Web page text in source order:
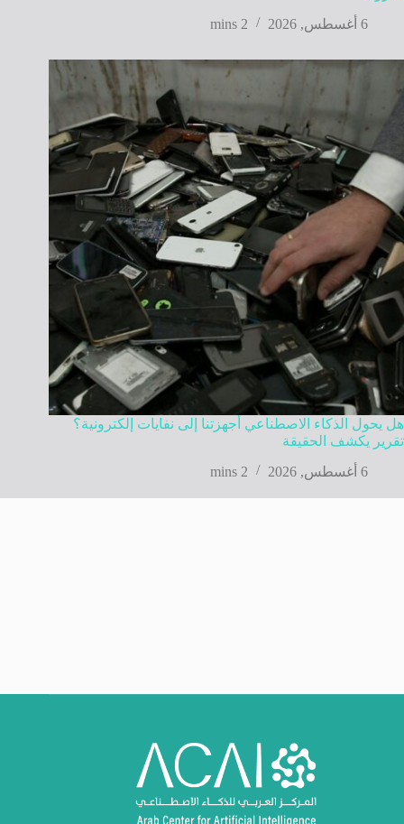
6 أغسطس, 2026
2 mins
هل يحول الذكاء الاصطناعي أجهزتنا إلى نفايات إلكترونية؟
تقرير يكشف الحقيقة
6 أغسطس, 2026
2 mins